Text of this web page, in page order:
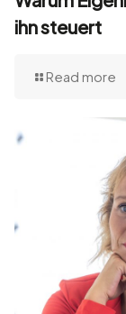
ihn steuert
Read more